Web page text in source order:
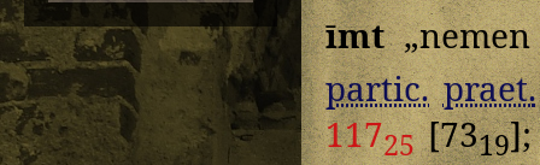
īmt
partic. praet.
11725[7319